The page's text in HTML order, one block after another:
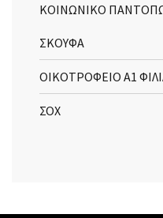
ΚΟΙΝΩΝΙΚΟ
ΣΚΟΥΦΑ
ΟΙΚΟΤΡΟΦΕΙΟ Α1
ΣΟΧ